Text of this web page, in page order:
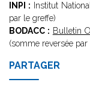
INPI : Institut
par le greffe)
BODACC : Bulletin
(somme reversée par
PARTAGER